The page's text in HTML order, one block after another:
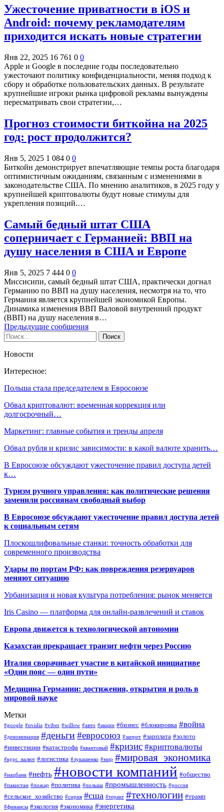
Ужесточение приватности в iOS и
Android: почему рекламодателям
приходится искать новые стратегии
Янв 22, 2025 16 761 0 0
Apple и Google в последние годы последовательно
ужесточают политику конфиденциальности, меняя подход к
сбору и обработке пользовательских данных. В результате
крупнейшие игроки рынка цифровой рекламы вынуждены
пересматривать свои стратегии,…
Прогноз стоимости биткойна на 2025
год: рост продолжится?
Янв 5, 2025 1 084 0 0
Биткойн демонстрирует впечатляющие темпы роста благодаря
оптимистичным ожиданиям, связанным с изменениями в
законодательстве США. По мнению аналитиков, в 2025 году у
крупнейшей криптовалюты будут новые стимулы для
укрепления позиций.…
Самый бедный штат США
соперничает с Германией: ВВП на
душу населения в США и Европе
Янв 5, 2025 7 444 0 0
Миссисипи, самый бедный штат США, практически догнал
Германию по ВВП на душу населения, несмотря на то, что
Германия является крупнейшей экономикой Европы.
Динамика изменения ВВП Валовой внутренний продукт
(ВВП) на душу населения в…
Предыдущие сообщения
Новости
Интересное:
Польша стала председателем в Евросоюзе
Обвал криптовалют: временная коррекция или
долгосрочный…
Маркетинг: главные события и тренды апреля
Обвал рубля и кризис зависимости: в какой валюте хранить…
В Евросоюзе обсуждают ужесточение правил доступа детей
к…
Туризм ручного управления: как политические решения
заменили россиянам свободный выбор
В Евросоюзе обсуждают ужесточение правил доступа детей
к социальным сетям
Плоскошлифовальные станки: точность обработки для
современного производства
Удары по портам РФ: как повреждения резервуаров
меняют ситуацию
Урбанизация и новая культура потребления: рынок меняется
Iris Casino — платформа для онлайн-развлечений и ставок
Европа движется к технологической автономии
Казахстан прекращает транзит нефти через Россию
Италия сворачивает участие в китайской инициативе
«Один пояс — один пути»
Медицина Германии: достижения, открытия и роль в
мировой науке
Метки
#google #nvidia #viber #willow #авто #акции #бизнес #блокировка #война
#деноминация #деньги#евросоюз #запрет #зарплата #золото
#инвестиции #катастрофа #квантовый #кризис #криптовалюты
#курс_валют #логистика #лукашенко #мир #мировая_экономика
#нацбанк #нефть #новости компаний #общество
#пакистан #пожар #политика #польша #промышленность #россия
#сельское_хозяйство #сирия #сша #теракт #технологии #трамп
#финансы #экология #экономика #энергетика